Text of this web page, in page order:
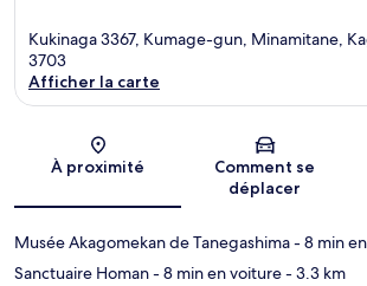
Kukinaga 3367, Kumage-gun, Minamitane,
3703
Afficher la carte
À proximité
Comment se
déplacer
Musée Akagomekan de Tanegashima- 8 min
Sanctuaire Homan- 8 min en voiture- 3.3 km